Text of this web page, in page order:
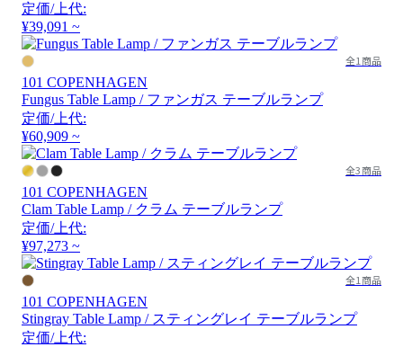
定価/上代:
¥39,091 ~
全1商品
101 COPENHAGEN
Fungus Table Lamp / ファンガス テーブルランプ
定価/上代:
¥60,909 ~
全3商品
101 COPENHAGEN
Clam Table Lamp / クラム テーブルランプ
定価/上代:
¥97,273 ~
全1商品
101 COPENHAGEN
Stingray Table Lamp / スティングレイ テーブルランプ
定価/上代: